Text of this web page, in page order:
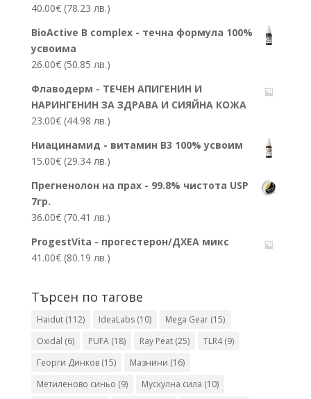
40.00€ (78.23 лв.)
BioActive B complex - течна формула 100%
усвоима
26.00€ (50.85 лв.)
Флаводерм - ТЕЧЕН АПИГЕНИН И
НАРИНГЕНИН ЗА ЗДРАВА И СИЯЙНА КОЖА
23.00€ (44.98 лв.)
Ниацинамид - витамин В3 100% усвоим
15.00€ (29.34 лв.)
Прегненолон на прах - 99.8% чистота USP
7гр.
36.00€ (70.41 лв.)
ProgestVita - прогестерон/ДХЕА микс
41.00€ (80.19 лв.)
Търсен по тагове
Haidut(112) IdeaLabs(10) Mega Gear(15)
Oxidal (6) PUFA(18) Ray Peat(25) TLR4(9)
Георги Динков(15) Мазнини (16)
Метиленово синьо (9) Мускулна сила (10)